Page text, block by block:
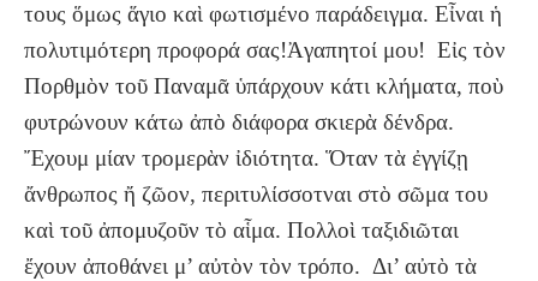
τους ὅμως ἅγιο καὶ φωτισμένο παράδειγμα. Εἶναι ἡ
πολυτιμότερη προφορά σας!Ἀγαπητοί μου! Εἰς τὸν
Πορθμὸν τοῦ Παναμᾶ ὑπάρχουν κάτι κλήματα, ποὺ
φυτρώνουν κάτω ἀπὸ διάφορα σκιερὰ δένδρα.
Ἔχουμ μίαν τρομερὰν ἰδιότητα. Ὅταν τὰ ἐγγίζῃ
ἄνθρωπος ἤ ζῶον, περιτυλίσσοτναι στὸ σῶμα του
καὶ τοῦ ἀπομυζοῦν τὸ αἷμα. Πολλοὶ ταξιδιῶται
ἔχουν ἀποθάνει μ’ αὐτὸν τὸν τρόπο. Δι’ αὐτὸ τὰ